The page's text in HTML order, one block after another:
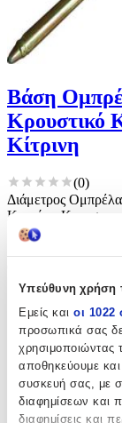
Υπεύθυνη χρήση
Εμείς και οι 1022
προσωπικά σας
χρησιμοποιώντας
αποθηκεύουμε
συσκευή σας, με
διαφημίσεων και
διαφημίσεις και
Βάση
Κρουστικό
Κίτρινη
(0)
Διάμετρος
Κοντάρι,
Παράδοση 4-9
50